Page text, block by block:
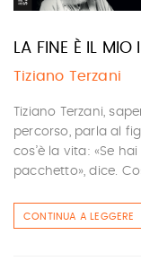
LA FINE È IL MIO
Tiziano Terzani
Tiziano Terzani,
percorso, parla al
cos’è la vita: «Se
pacchetto», dice.
CONTINUA A LEGGERE